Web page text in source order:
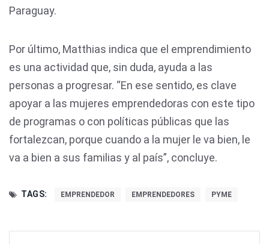
Paraguay.
Por último, Matthias indica que el emprendimiento
es una actividad que, sin duda, ayuda a las
personas a progresar. “En ese sentido, es clave
apoyar a las mujeres emprendedoras con este tipo
de programas o con políticas públicas que las
fortalezcan, porque cuando a la mujer le va bien, le
va a bien a sus familias y al país”, concluye.
TAGS: EMPRENDEDOR EMPRENDEDORES PYME